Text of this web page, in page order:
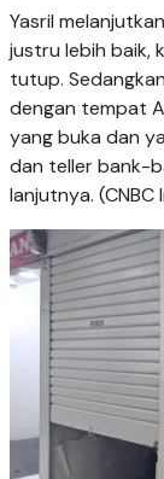
Yasril
justru lebih baik,
tutup.
dengan tempat
yang buka dan
dan teller bank-
lanjutnya.